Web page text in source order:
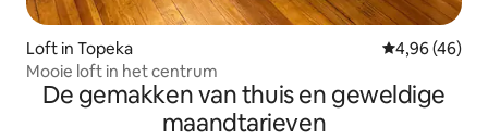
Loft in Topeka Gemiddelde
4,96 (46)
Mooie loft in het centrum
De gemakken van thuis en geweldige
maandtarieven